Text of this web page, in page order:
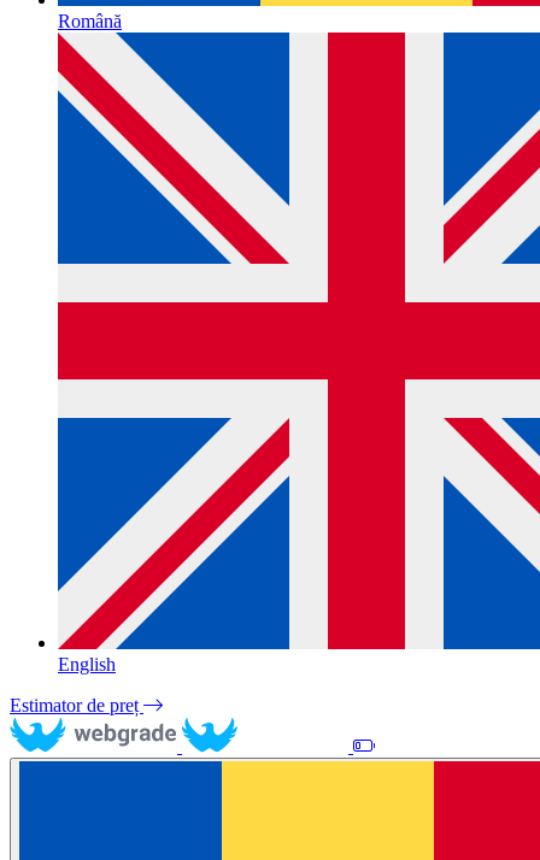
Română
English
Estimator de preț